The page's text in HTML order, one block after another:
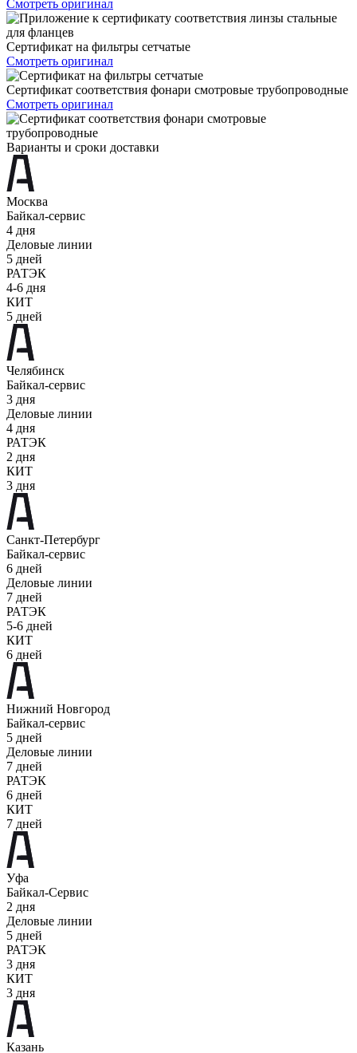
Смотреть оригинал
Сертификат на фильтры сетчатые
Смотреть оригинал
Сертификат соответствия фонари смотровые трубопроводные
Смотреть оригинал
Варианты и сроки доставки
Москва
Байкал-сервис
4 дня
Деловые линии
5 дней
РАТЭК
4-6 дня
КИТ
5 дней
Челябинск
Байкал-сервис
3 дня
Деловые линии
4 дня
РАТЭК
2 дня
КИТ
3 дня
Санкт-Петербург
Байкал-сервис
6 дней
Деловые линии
7 дней
РАТЭК
5-6 дней
КИТ
6 дней
Нижний Новгород
Байкал-сервис
5 дней
Деловые линии
7 дней
РАТЭК
6 дней
КИТ
7 дней
Уфа
Байкал-Сервис
2 дня
Деловые линии
5 дней
РАТЭК
3 дня
КИТ
3 дня
Казань